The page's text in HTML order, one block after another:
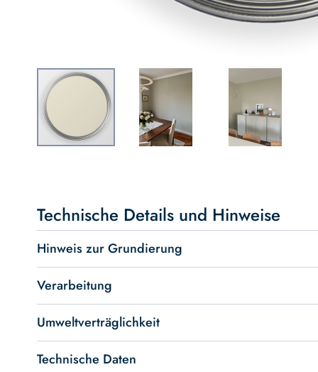
beginning
of
the
images
gallery
Technische Details und Hinweise
Hinweis zur Grundierung
Verarbeitung
Umweltverträglichkeit
Technische Daten